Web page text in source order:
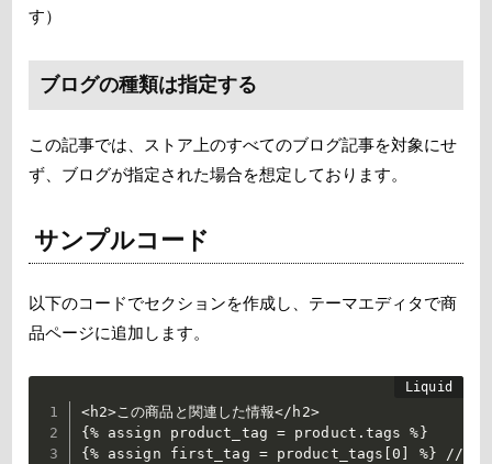
す）
ブログの種類は指定する
この記事では、ストア上のすべてのブログ記事を対象にせ
ず、ブログが指定された場合を想定しております。
サンプルコード
以下のコードでセクションを作成し、テーマエディタで商
品ページに追加します。
<h2>この商品と関連した情報</h2>
{% assign product_tag = product.tags %}
{% assign first_tag = product_tags[0] %} //特定タグ